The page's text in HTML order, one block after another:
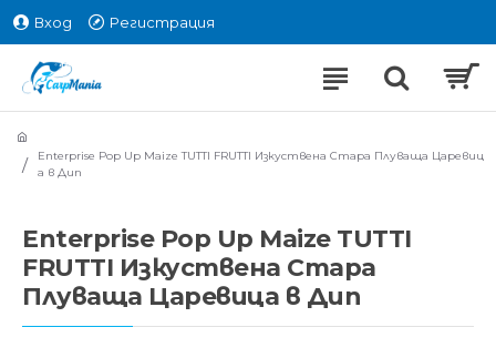
Вход Регистрация
Enterprise Pop Up Maize TUTTI FRUTTI Изкуствена Стара Плуваща Царевиц
а в Дип
Enterprise Pop Up Maize TUTTI
FRUTTI Изкуствена Стара
Плуваща Царевица в Дип